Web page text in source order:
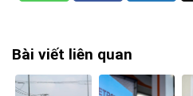
Bài viết liên quan